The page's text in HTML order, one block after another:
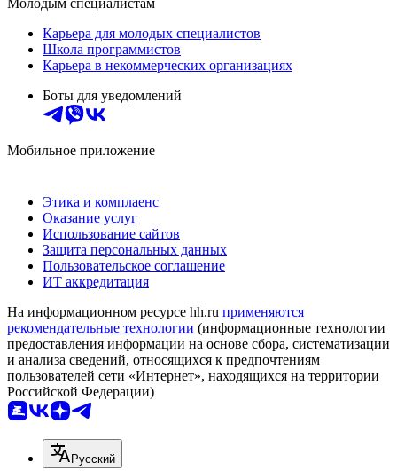
Молодым специалистам
Карьера для молодых специалистов
Школа программистов
Карьера в некоммерческих организациях
Боты для уведомлений
Мобильное приложение
Этика и комплаенс
Оказание услуг
Использование сайтов
Защита персональных данных
Пользовательское соглашение
ИТ аккредитация
На информационном ресурсе hh.ru применяются
рекомендательные технологии (информационные технологии
предоставления информации на основе сбора, систематизации
и анализа сведений, относящихся к предпочтениям
пользователей сети «Интернет», находящихся на территории
Российской Федерации)
Русский